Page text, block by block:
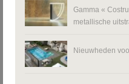
Gamma «
metallische
Nieuwheden